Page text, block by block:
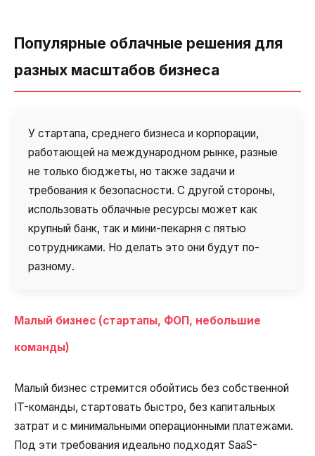
Популярные облачные решения для
разных масштабов бизнеса
У стартапа, среднего бизнеса и корпорации,
работающей на международном рынке, разные
не только бюджеты, но также задачи и
требования к безопасности. С другой стороны,
использовать облачные ресурсы может как
крупный банк, так и мини-пекарня с пятью
сотрудниками. Но делать это они будут по-
разному.
Малый бизнес (стартапы, ФОП, небольшие
команды)
Малый бизнес стремится обойтись без собственной
IT-команды, стартовать быстро, без капитальных
затрат и с минимальными операционными платежами.
Под эти требования идеально подходят SaaS-